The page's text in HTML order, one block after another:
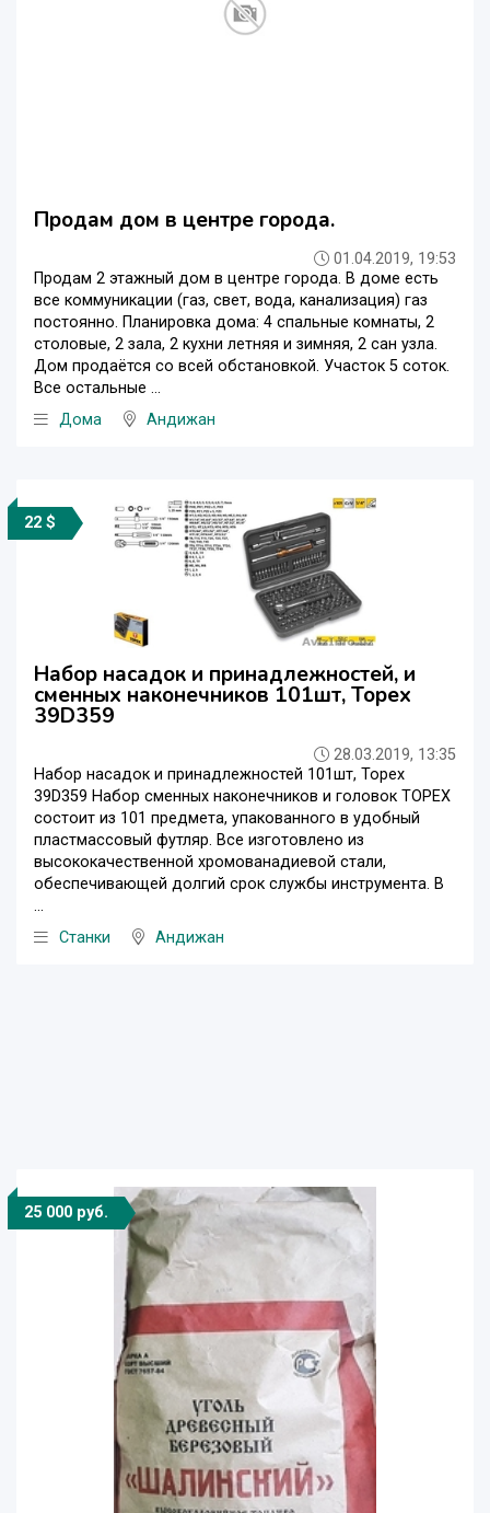
Продам дом в центре города.
01.04.2019, 19:53
Продам 2 этажный дом в центре города. В доме есть
все коммуникации (газ, свет, вода, канализация) газ
постоянно. Планировка дома: 4 спальные комнаты, 2
столовые, 2 зала, 2 кухни летняя и зимняя, 2 сан узла.
Дом продаётся со всей обстановкой. Участок 5 соток.
Все остальные ...
Дома
Андижан
22 $
Набор насадок и принадлежностей, и
сменных наконечников 101шт, Topex
39D359
28.03.2019, 13:35
Набор насадок и принадлежностей 101шт, Topex
39D359 Набор сменных наконечников и головок TOPEX
состоит из 101 предмета, упакованного в удобный
пластмассовый футляр. Все изготовлено из
высококачественной хромованадиевой стали,
обеспечивающей долгий срок службы инструмента. В
...
Станки
Андижан
25 000 руб.